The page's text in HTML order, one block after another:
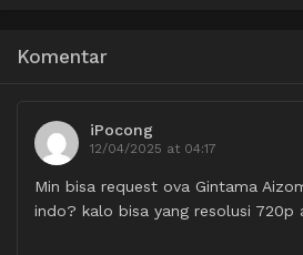
Komentar
iPocong
12/04/2025 at 04:17
Min bisa request ova Gintama
indo? kalo bisa yang resolusi 720p